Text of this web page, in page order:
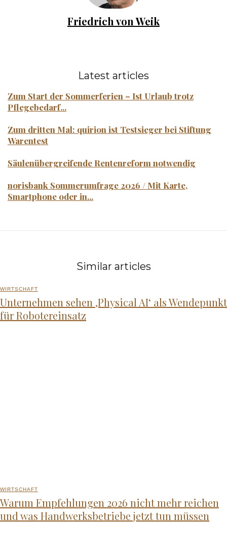
Friedrich von Weik
Latest articles
Zum Start der Sommerferien – Ist Urlaub trotz
Pflegebedarf...
Zum dritten Mal: quirion ist Testsieger bei Stiftung
Warentest
Säulenübergreifende Rentenreform notwendig
norisbank Sommerumfrage 2026 / Mit Karte,
Smartphone oder in...
Similar articles
WIRTSCHAFT
Unternehmen sehen ‚Physical AI‘ als Wendepunkt
für Robotereinsatz
WIRTSCHAFT
Warum Empfehlungen 2026 nicht mehr reichen
und was Handwerksbetriebe jetzt tun müssen